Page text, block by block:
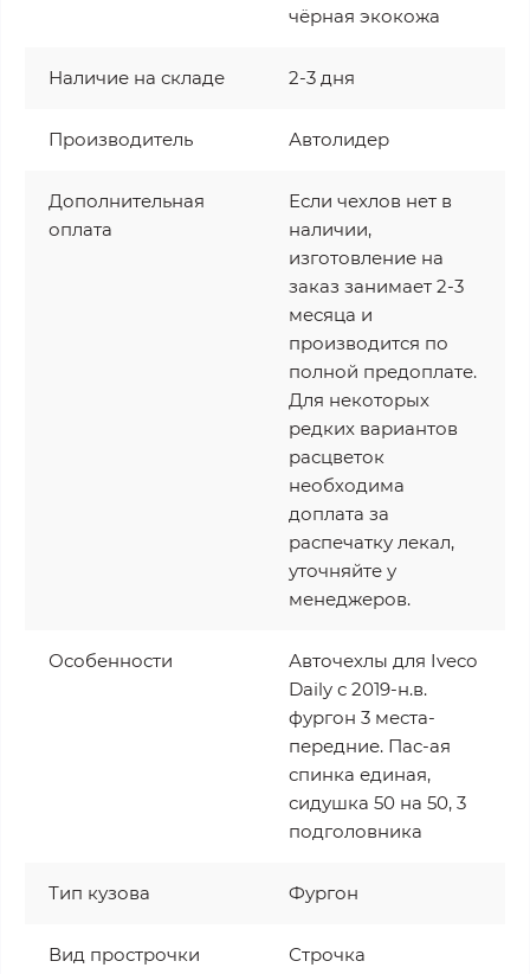
чёрная экокожа
Наличие на складе 2-3 дня
Производитель Автолидер
Дополнительная
оплата
Если чехлов нет в
наличии,
изготовление на
заказ занимает 2-3
месяца и
производится по
полной предоплате.
Для некоторых
редких вариантов
расцветок
необходима
доплата за
распечатку лекал,
уточняйте у
менеджеров.
Особенности
Авточехлы для Iveco
Daily с 2019-н.в.
фургон 3 места-
передние. Пас-ая
спинка единая,
сидушка 50 на 50, 3
подголовника
Тип кузова Фургон
Вид прострочки Строчка